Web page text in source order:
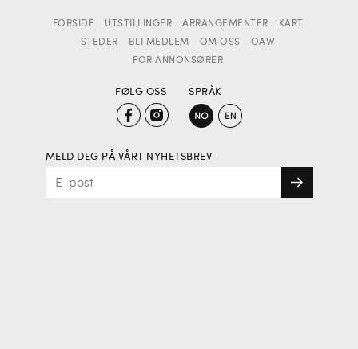
FORSIDE UTSTILLINGER ARRANGEMENTER
KART
STEDER
BLI MEDLEM OM OSS
OAW
FOR ANNONSØRER
FØLG OSS SPRÅK
MELD DEG PÅ VÅRT NYHETSBREV